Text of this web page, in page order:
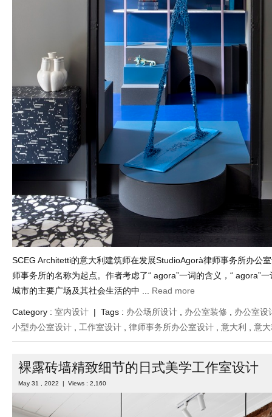
SCEG Architetti的意大利建筑师在发展StudioAgorà律师事务所办公
师事务所的名称为起点。作者考虑了“ agora”一词的含义，“ agora”
城市的主要广场及其社会生活的中 ... Read more
Category : 室内设计 | Tags : 办公场所设计 , 办公室装修 , 办公室设
小型办公室设计 , 工作室设计 , 律师事务所办公室设计 , 意大利 , 意
裸露砖墙精致细节的日式美学工作室设计
May 31 , 2022 | Views : 2,160